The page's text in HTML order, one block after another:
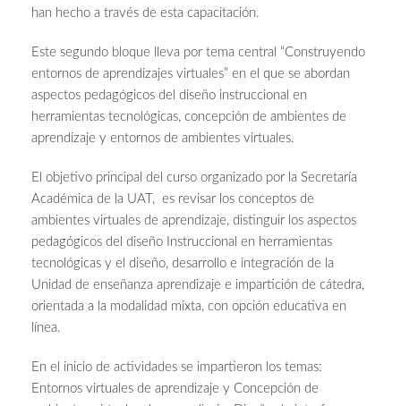
han hecho a través de esta capacitación.
Este segundo bloque lleva por tema central “Construyendo
entornos de aprendizajes virtuales” en el que se abordan
aspectos pedagógicos del diseño instruccional en
herramientas tecnológicas, concepción de ambientes de
aprendizaje y entornos de ambientes virtuales.
El objetivo principal del curso organizado por la Secretaría
Académica de la UAT, es revisar los conceptos de
ambientes virtuales de aprendizaje, distinguir los aspectos
pedagógicos del diseño Instruccional en herramientas
tecnológicas y el diseño, desarrollo e integración de la
Unidad de enseñanza aprendizaje e impartición de cátedra,
orientada a la modalidad mixta, con opción educativa en
línea.
En el inicio de actividades se impartieron los temas:
Entornos virtuales de aprendizaje y Concepción de